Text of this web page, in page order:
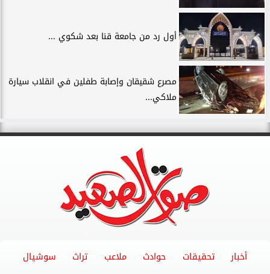
أول رد من جامعة قنا بعد شكوي ...
مصرع شقيقان وإصابة طفلين في انقلاب سيارة
ملاكي...
أخبار تحقيقات حوادث ملاعب تراث سوشيال